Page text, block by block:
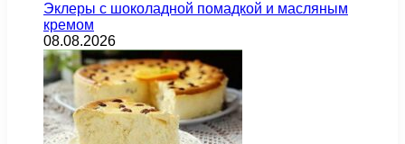
Эклеры с шоколадной помадкой и масляным
кремом
08.08.2026